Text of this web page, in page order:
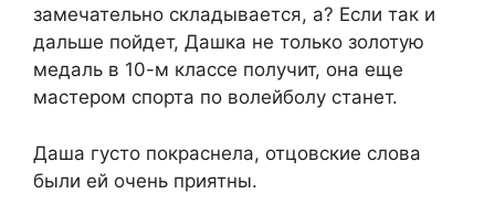
замечательно складывается, а? Если так и
дальше пойдет, Дашка не только золотую
медаль в 10-м классе получит, она еще
мастером спорта по волейболу станет.
Даша густо покраснела, отцовские слова
были ей очень приятны.